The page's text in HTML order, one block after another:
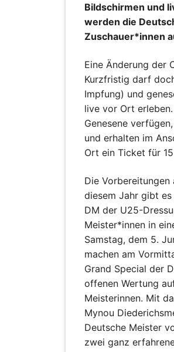
Bildschirmen und
werden die
Zuschauer*innen
Eine Änderung der
Kurzfristig darf
Impfung) und
live vor Ort
Genesene
und erhalten im
Ort ein Ticket für
Die
diesem Jahr gibt
DM der U25-
Meister*innen in
Samstag, dem 5.
machen am
Grand Special der
offenen Wertung
Meisterinnen. Mit
Mynou
Deutsche Meister
zwei ganz